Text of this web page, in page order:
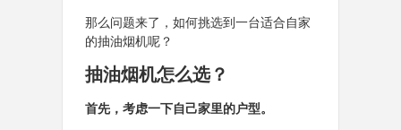
那么问题来了，如何挑选到一台适合自家
的抽油烟机呢？
抽油烟机怎么选？
首先，考虑一下自己家里的户型。